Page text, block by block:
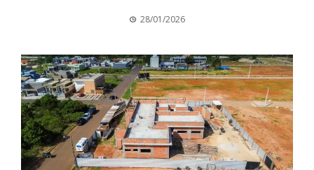
28/01/2026